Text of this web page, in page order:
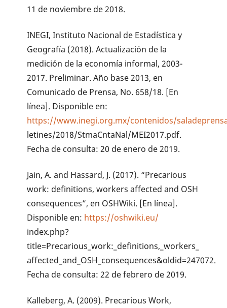
11 de noviembre de 2018.
INEGI, Instituto Nacional de Estadística y
Geografía (2018). Actualización de la
medición de la economía informal, 2003-
2017. Preliminar. Año base 2013, en
Comunicado de Prensa, No. 658/18. [En
línea]. Disponible en:
https://www.inegi.org.mx/contenidos/
letines/2018/StmaCntaNal/MEI2017.pdf.
Fecha de consulta: 20 de enero de 2019.
Jain, A. and Hassard, J. (2017). “Precarious
work: definitions, workers affected and OSH
consequences”, en OSHWiki. [En línea].
Disponible en: https://oshwiki.eu/
index.php?
title=Precarious_work:_definitions,_workers_
affected_and_OSH_consequences&oldid=247072.
Fecha de consulta: 22 de febrero de 2019.
Kalleberg, A. (2009). Precarious Work,